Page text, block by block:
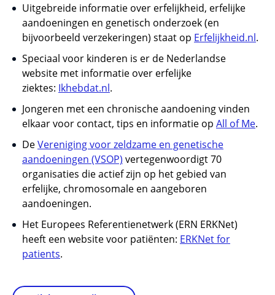
Uitgebreide informatie over erfelijkheid, erfelijke
aandoeningen en genetisch onderzoek (en
bijvoorbeeld verzekeringen) staat op Erfelijkheid.nl.
Speciaal voor kinderen is er de Nederlandse
website met informatie over erfelijke
ziektes: Ikhebdat.nl.
Jongeren met een chronische aandoening vinden
elkaar voor contact, tips en informatie op All of Me.
DeVereniging voor zeldzame en genetische
aandoeningen (VSOP) vertegenwoordigt 70
organisaties die actief zijn op het gebied van
erfelijke, chromosomale en aangeboren
aandoeningen.
Het Europees Referentienetwerk (ERN ERKNet)
heeft een website voor patiënten: ERKNet for
patients.